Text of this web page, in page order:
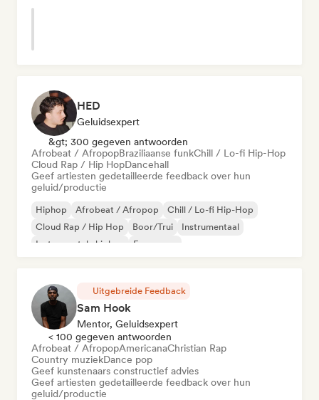
HED
Geluidsexpert
&gt; 300 gegeven antwoorden
Afrobeat / AfropopBraziliaanse funkChill / Lo-fi Hip-Hop
Cloud Rap / Hip HopDancehall
Geef artiesten gedetailleerde feedback over hun
geluid/productie
Hiphop Afrobeat / Afropop
Chill / Lo-fi Hip-Hop
Cloud Rap / Hip Hop
Boor/Trui
Instrumentaal
Instrumentale hiphop
Franse rap
Uitgebreide Feedback
Sam Hook
Mentor, Geluidsexpert
< 100 gegeven antwoorden
Afrobeat / AfropopAmericanaChristian Rap
Country muziekDance pop
Geef kunstenaars constructief advies
Geef artiesten gedetailleerde feedback over hun
geluid/productie